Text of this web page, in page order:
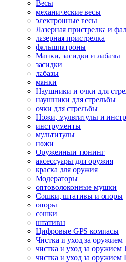
Весы
механические весы
электронные весы
Лазерная пристрелка и
лазерная пристрелка
фальшпатроны
Манки, засидки и лабазы
засидки
лабазы
манки
Наушники и очки для
наушники для стрельбы
очки для стрельбы
Ножи, мультитулы и
инструменты
мультитулы
ножи
Оружейный тюнинг
аксессуары для оружия
краска для оружия
Модераторы
оптоволоконные мушки
Сошки, штативы и опоры
опоры
сошки
штативы
Цифровые GPS компасы
Чистка и уход за оружием
чистка и уход за оружием
чистка и уход за оружием